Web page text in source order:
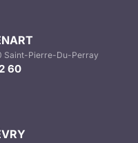
Saint-Pierre-Du-Perray
60